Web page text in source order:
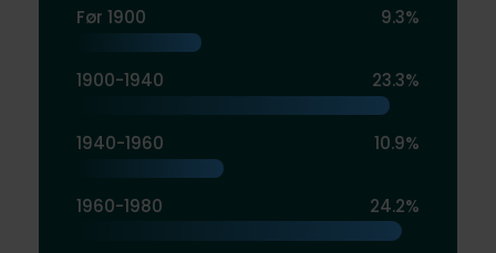
Før 1900 9.3%
1900-1940 23.3%
1940-1960 10.9%
1960-1980 24.2%